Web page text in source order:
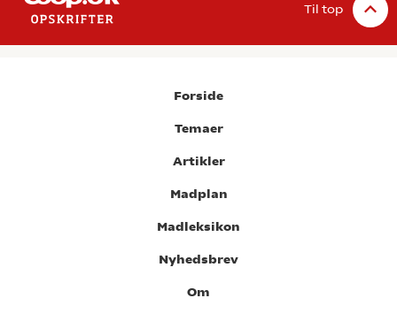
Til top
Forside
Temaer
Artikler
Madplan
Madleksikon
Nyhedsbrev
Om